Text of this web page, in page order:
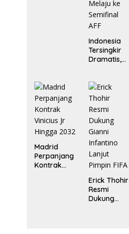
Indonesia
Tersingkir
Dramatis,
Vietnam
Melaju ke
Semifinal
AFF
Madrid
Perpanjang
Kontrak
Erick Thohir
Resmi
Dukung